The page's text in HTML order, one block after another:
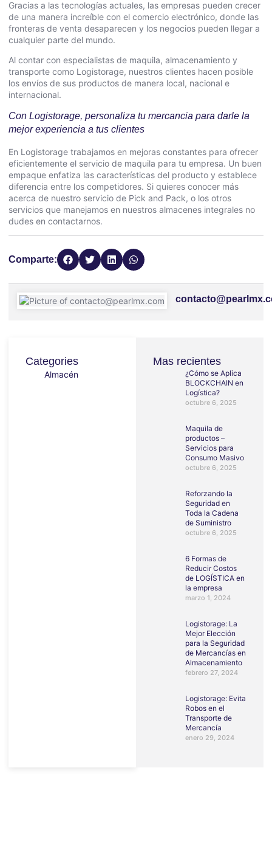
Gracias a las tecnologías actuales, las empresas pueden crecer
de una manera increíble con el comercio electrónico, donde las
fronteras de venta desaparecen y los negocios pueden llegar a
cualquier parte del mundo.
Al contar con especialistas de maquila, almacenamiento y
transporte como Logistorage, nuestros clientes hacen posible
los envíos de sus productos de manera local, nacional e
internacional.
Con Logistorage, personaliza tu mercancia para darle la
mejor experiencia a tus clientes
En Logistorage trabajamos en mejoras constantes para ofrecer
eficientemente el servicio de maquila para tu empresa. Un buen
empaque enfatiza las características del producto y establece
diferencia entre los competidores. Si quieres conocer más
acerca de nuestro servicio de Pick and Pack, o los otros
servicios que manejamos en nuestros almacenes integrales no
dudes en contactarnos.
Comparte:
Categories
Almacén
Mas recientes
¿Cómo se Aplica
BLOCKCHAIN en
Logística?
octubre 6, 2025
Maquila de
productos –
Servicios para
Consumo Masivo
octubre 6, 2025
Reforzando la
Seguridad en
Toda la Cadena
de Suministro
octubre 6, 2025
6 Formas de
Reducir Costos
de LOGÍSTICA en
la empresa
marzo 1, 2024
Logistorage: La
Mejor Elección
para la Seguridad
de Mercancías en
Almacenamiento
febrero 27, 2024
Logistorage: Evita
Robos en el
Transporte de
Mercancía
enero 29, 2024